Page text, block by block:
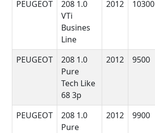
PEUGEOT
208 1.0
VTi
Busines
Line
2012 10300
PEUGEOT
208 1.0
Pure
Tech Like
68 3p
2012 9500
PEUGEOT
208 1.0
Pure
2012 9900